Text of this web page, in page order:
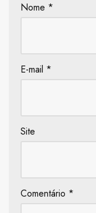
Nome *
E-mail *
Site
Comentário *